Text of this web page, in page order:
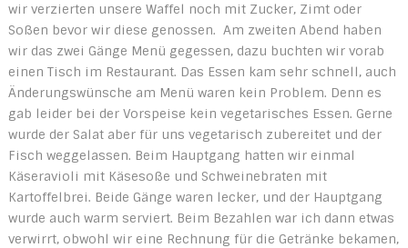
wir verzierten unsere Waffel noch mit Zucker, Zimt oder
Soßen bevor wir diese genossen. Am zweiten Abend haben
wir das zwei Gänge Menü gegessen, dazu buchten wir vorab
einen Tisch im Restaurant. Das Essen kam sehr schnell, auch
Änderungswünsche am Menü waren kein Problem. Denn es
gab leider bei der Vorspeise kein vegetarisches Essen. Gerne
wurde der Salat aber für uns vegetarisch zubereitet und der
Fisch weggelassen. Beim Hauptgang hatten wir einmal
Käseravioli mit Käsesoße und Schweinebraten mit
Kartoffelbrei. Beide Gänge waren lecker, und der Hauptgang
wurde auch warm serviert. Beim Bezahlen war ich dann etwas
verwirrt, obwohl wir eine Rechnung für die Getränke bekamen,